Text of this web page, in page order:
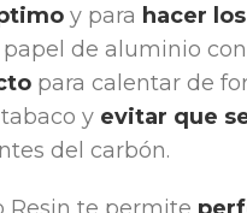
y para hacer los
de aluminio con
para calentar de
y evitar que
del carbón.